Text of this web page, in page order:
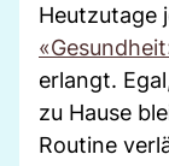
Heutzutage
erlangt.
zu Hause
Routine